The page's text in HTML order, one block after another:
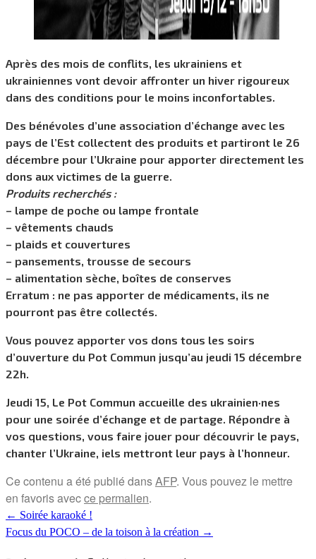
Après des mois de conflits, les ukrainiens et
ukrainiennes vont devoir affronter un hiver rigoureux
dans des conditions pour le moins inconfortables.
Des bénévoles d’une association d’échange avec les
pays de l’Est collectent des produits et partiront le 26
décembre pour l’Ukraine pour apporter directement les
dons aux victimes de la guerre.
Produits recherchés :
– lampe de poche ou lampe frontale
– vêtements chauds
– plaids et couvertures
– pansements, trousse de secours
– alimentation sèche, boîtes de conserves
Erratum : ne pas apporter de médicaments, ils ne
pourront pas être collectés.
Vous pouvez apporter vos dons tous les soirs
d’ouverture du Pot Commun jusqu’au jeudi 15 décembre
22h.
Jeudi 15, Le Pot Commun accueille des ukrainien·nes
pour une soirée d’échange et de partage. Répondre à
vos questions, vous faire jouer pour découvrir le pays,
chanter l’Ukraine, iels mettront leur pays à l’honneur.
Ce contenu a été publié dansAFP. Vous pouvez le mettre
en favoris avecce permalien.
← Soirée karaoké !
Focus du POCO – de la toison à la création →